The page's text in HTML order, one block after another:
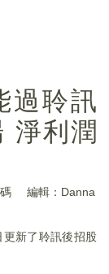
過聆訊
淨利潤
編輯：Danna
新了聆訊後招股